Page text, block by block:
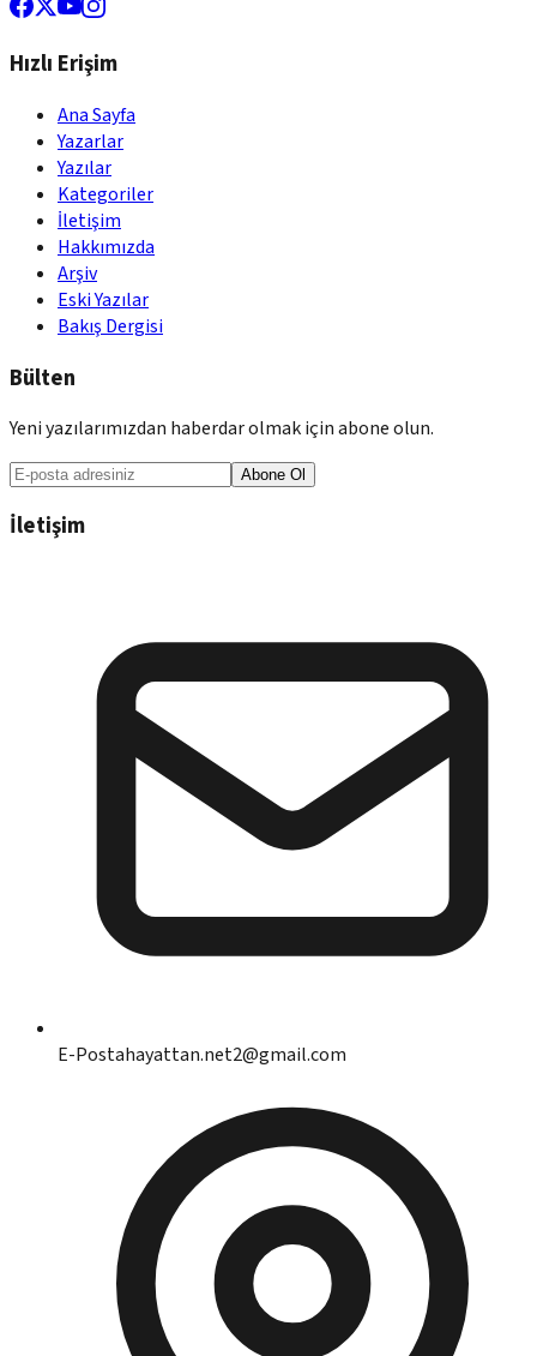
Hızlı Erişim
Ana Sayfa
Yazarlar
Yazılar
Kategoriler
İletişim
Hakkımızda
Arşiv
Eski Yazılar
Bakış Dergisi
Bülten
Yeni yazılarımızdan haberdar olmak için abone olun.
Abone Ol
İletişim
E-Postahayattan.net2@gmail.com